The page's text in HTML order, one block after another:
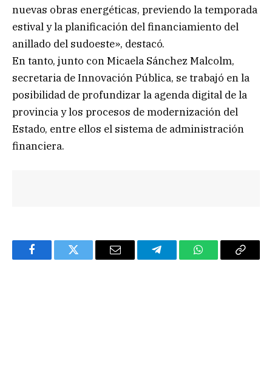
nuevas obras energéticas, previendo la temporada
estival y la planificación del financiamiento del
anillado del sudoeste», destacó.
En tanto, junto con Micaela Sánchez Malcolm,
secretaria de Innovación Pública, se trabajó en la
posibilidad de profundizar la agenda digital de la
provincia y los procesos de modernización del
Estado, entre ellos el sistema de administración
financiera.
FacebookTwitter Email TelegramWhatsAppCopy